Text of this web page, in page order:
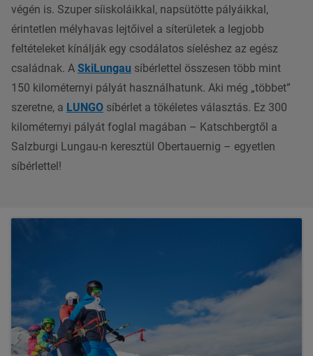
végén is. Szuper síiskoláikkal, napsütötte pályáikkal,
érintetlen mélyhavas lejtőivel a síterületek a legjobb
feltételeket kínálják egy csodálatos síeléshez az egész
családnak. A SkiLungau síbérlettel összesen több mint
150 kilométernyi pályát használhatunk. Aki még „többet”
szeretne, a LUNGO síbérlet a tökéletes választás. Ez 300
kilométernyi pályát foglal magában – Katschbergtől a
Salzburgi Lungau-n keresztül Obertauernig – egyetlen
síbérlettel!